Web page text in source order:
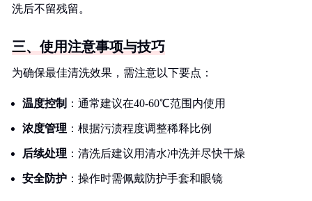
洗后不留残留。
三、使用注意事项与技巧
为确保最佳清洗效果，需注意以下要点：
温度控制 ：通常建议在40-60℃范围内使用
浓度管理 ：根据污渍程度调整稀释比例
后续处理 ：清洗后建议用清水冲洗并尽快干燥
安全防护 ：操作时需佩戴防护手套和眼镜